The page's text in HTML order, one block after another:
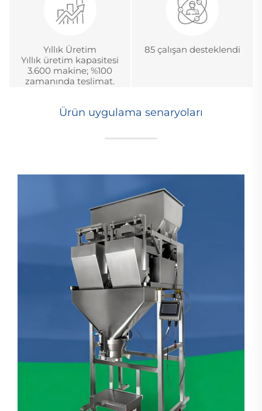
Yıllık Üretim
Yıllık üretim kapasitesi
3.600 makine; %100
zamanında teslimat.
85 çalışan desteklendi
Ürün uygulama senaryoları